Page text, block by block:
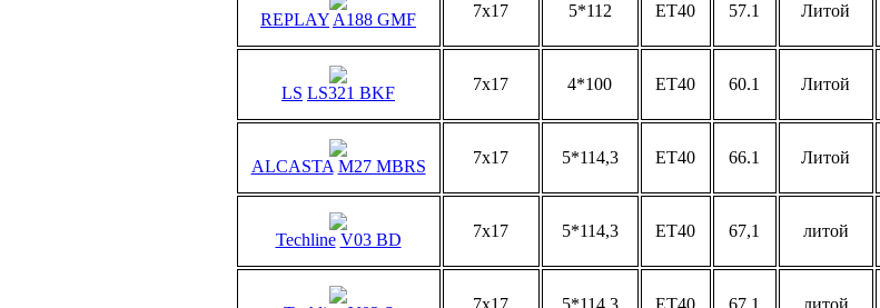
REPLAY A188 GMF 7x17 5*112 ET40 57.1 Литой
LS LS321 BKF 7x17 4*100 ET40 60.1 Литой
ALCASTA M27 MBRS 7x17 5*114,3 ET40 66.1 Литой
Techline V03 BD 7x17 5*114,3 ET40 67,1 литой